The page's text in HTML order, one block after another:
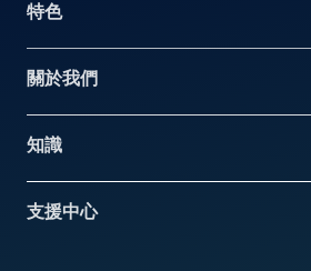
特色
關於我們
知識
支援中心